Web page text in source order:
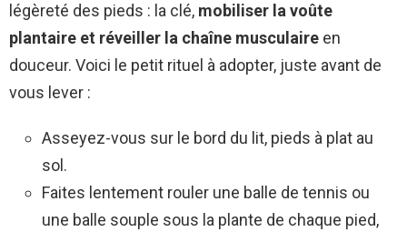
légèreté des pieds : la clé, mobiliser la voûte
plantaire et réveiller la chaîne musculaire en
douceur. Voici le petit rituel à adopter, juste avant de
vous lever :
Asseyez-vous sur le bord du lit, pieds à plat au
sol.
Faites lentement rouler une balle de tennis ou
une balle souple sous la plante de chaque pied,